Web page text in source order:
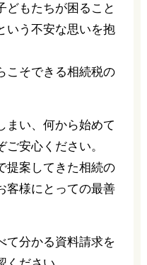
どもたちが困ること
いう不安な思いを抱
こそできる相続税の
まい、何から始めて
安心ください。
提案してきた相続の
客様にとっての最善
て分かる資料請求を